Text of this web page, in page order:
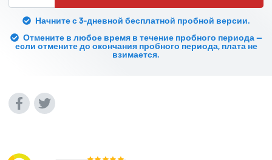
Начните с 3-дневной бесплатной пробной версии.
Отмените в любое время в течение пробного периода —
если отмените до окончания пробного периода, плата не
взимается.